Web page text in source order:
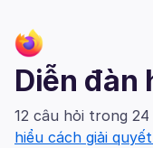
Diễn đàn
12 câu hỏi trong
hiểu cách giải